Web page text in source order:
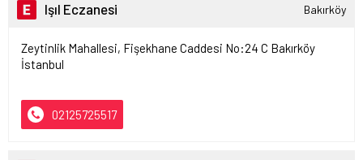
Işıl Eczanesi Bakırköy
Zeytinlik Mahallesi, Fişekhane Caddesi No:24 C Bakırköy
İstanbul
02125725517